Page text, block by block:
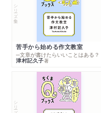
シリーズ・全集
苦手から始める作文教室
─文章が書けたらいいことはある？
津村記久子著
シリーズ・全集